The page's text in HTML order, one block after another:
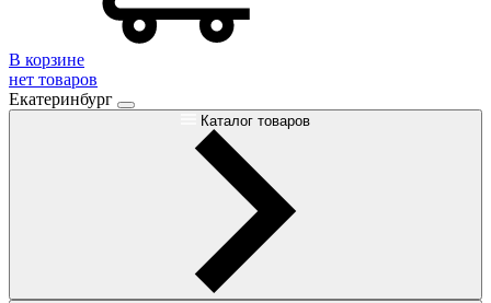
В корзине
нет товаров
Екатеринбург
Каталог товаров